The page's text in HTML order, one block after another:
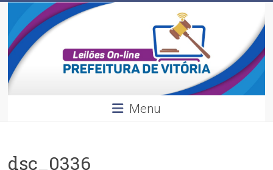
content
Leilões
Divulgação
dos
leilões
realizados
pela
Menu
dsc_0336